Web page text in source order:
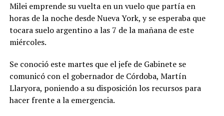
Milei emprende su vuelta en un vuelo que partía en
horas de la noche desde Nueva York, y se esperaba que
tocara suelo argentino a las 7 de la mañana de este
miércoles.
Se conoció este martes que el jefe de Gabinete se
comunicó con el gobernador de Córdoba, Martín
Llaryora, poniendo a su disposición los recursos para
hacer frente a la emergencia.